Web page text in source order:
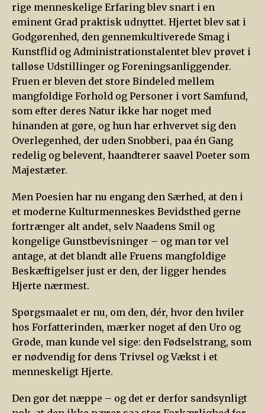
rige menneskelige Erfaring blev snart i en
eminent Grad praktisk udnyttet. Hjertet blev sat i
Godgørenhed, den gennemkultiverede Smag i
Kunstflid og Administrationstalentet blev prøvet i
talløse Udstillinger og Foreningsanliggender.
Fruen er bleven det store Bindeled mellem
mangfoldige Forhold og Personer i vort Samfund,
som efter deres Natur ikke har noget med
hinanden at gøre, og hun har erhvervet sig den
Overlegenhed, der uden Snobberi, paa én Gang
redelig og belevent, haandterer saavel Poeter som
Majestæter.
Men Poesien har nu engang den Særhed, at den i
et moderne Kulturmenneskes Bevidsthed gerne
fortrænger alt andet, selv Naadens Smil og
kongelige Gunstbevisninger – og man tør vel
antage, at det blandt alle Fruens mangfoldige
Beskæftigelser just er den, der ligger hendes
Hjerte nærmest.
Spørgsmaalet er nu, om den, dér, hvor den hviler
hos Forfatterinden, mærker noget af den Uro og
Grøde, man kunde vel sige: den Fødselstrang, som
er nødvendig for dens Trivsel og Vækst i et
menneskeligt Hjerte.
Den gør det næppe – og det er derfor sandsynligt